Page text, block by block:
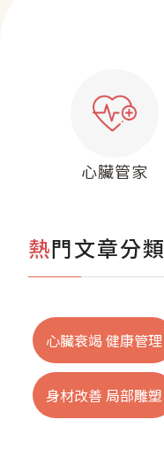
心臟管家
熱門文章分類
心臟衰竭 健康管理
身材改善 局部雕塑